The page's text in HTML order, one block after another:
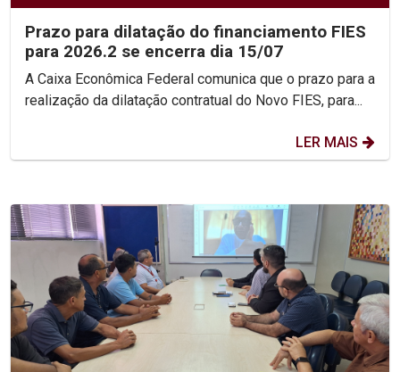
Prazo para dilatação do financiamento FIES
para 2026.2 se encerra dia 15/07
A Caixa Econômica Federal comunica que o prazo para a
realização da dilatação contratual do Novo FIES, para...
LER MAIS